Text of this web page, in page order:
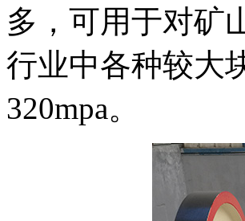
多，可用于对矿
行业中各种较大
320mpa。